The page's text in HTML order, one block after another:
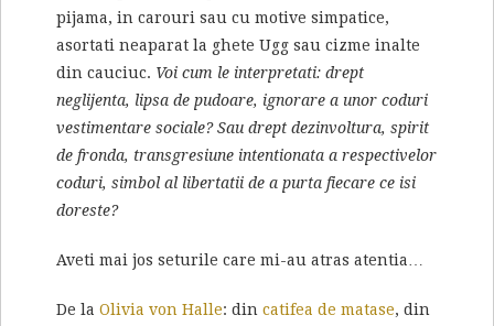
pijama, in carouri sau cu motive simpatice,
asortati neaparat la ghete Ugg sau cizme inalte
din cauciuc. Voi cum le interpretati: drept
neglijenta, lipsa de pudoare, ignorare a unor coduri
vestimentare sociale? Sau drept dezinvoltura, spirit
de fronda, transgresiune intentionata a respectivelor
coduri, simbol al libertatii de a purta fiecare ce isi
doreste?
Aveti mai jos seturile care mi-au atras atentia…
De la Olivia von Halle: din catifea de matase, din